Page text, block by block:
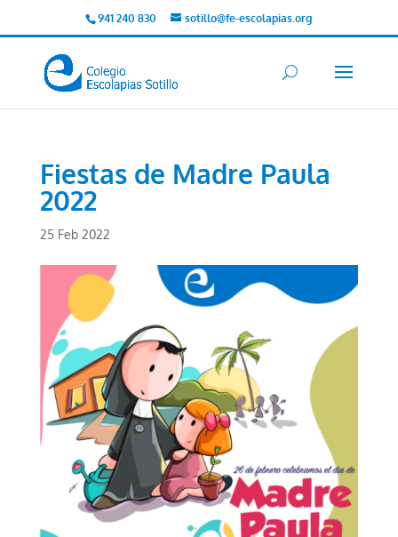
941 240 830 sotillo@fe-escolapias.org
Fiestas de Madre Paula
2022
25 Feb 2022